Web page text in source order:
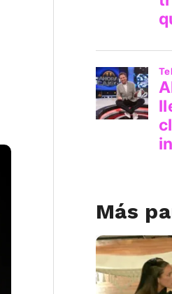
Más